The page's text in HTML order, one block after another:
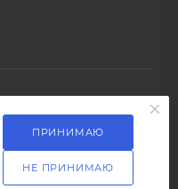
сайта
ПРИНИМАЮ
НЕ ПРИНИМАЮ